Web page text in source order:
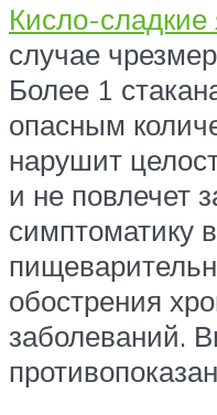
Кисло-сладкие
случае
Более 1
опасным
нарушит
и не повлечет
симптоматику
обострения
заболеваний.